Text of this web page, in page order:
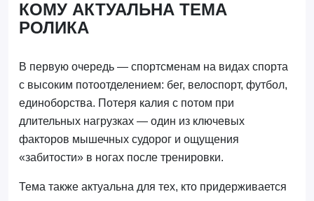
КОМУ АКТУАЛЬНА ТЕМА
РОЛИКА
В первую очередь — спортсменам на видах спорта
с высоким потоотделением: бег, велоспорт, футбол,
единоборства. Потеря калия с потом при
длительных нагрузках — один из ключевых
факторов мышечных судорог и ощущения
«забитости» в ногах после тренировки.
Тема также актуальна для тех, кто придерживается